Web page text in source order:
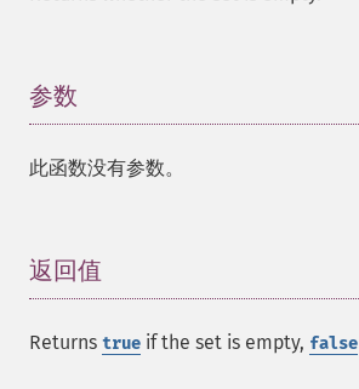
参数
此函数没有参数。
返回值
Returns true if the set is empty, false